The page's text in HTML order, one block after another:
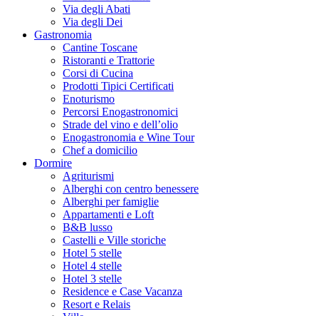
Via degli Abati
Via degli Dei
Gastronomia
Cantine Toscane
Ristoranti e Trattorie
Corsi di Cucina
Prodotti Tipici Certificati
Enoturismo
Percorsi Enogastronomici
Strade del vino e dell’olio
Enogastronomia e Wine Tour
Chef a domicilio
Dormire
Agriturismi
Alberghi con centro benessere
Alberghi per famiglie
Appartamenti e Loft
B&B lusso
Castelli e Ville storiche
Hotel 5 stelle
Hotel 4 stelle
Hotel 3 stelle
Residence e Case Vacanza
Resort e Relais